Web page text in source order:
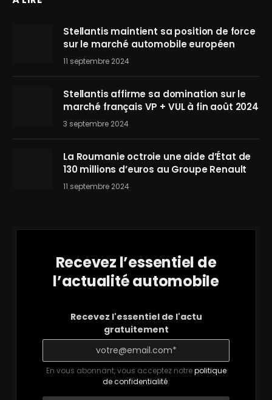
Stellantis maintient sa position de force
sur le marché automobile européen
11 septembre 2024
Stellantis affirme sa domination sur le
marché français VP + VUL à fin août 2024
3 septembre 2024
La Roumanie octroie une aide d’État de
130 millions d’euros au Groupe Renault
11 septembre 2024
Recevez l’essentiel de
l’actualité automobile
Recevez l'essentiel de l'actu
gratuitement
En vous abonnant, vous acceptez notrepolitique
de confidentialité.